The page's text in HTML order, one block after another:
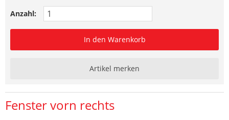
Anzahl:
In den Warenkorb
Artikel merken
Fenster vorn rechts